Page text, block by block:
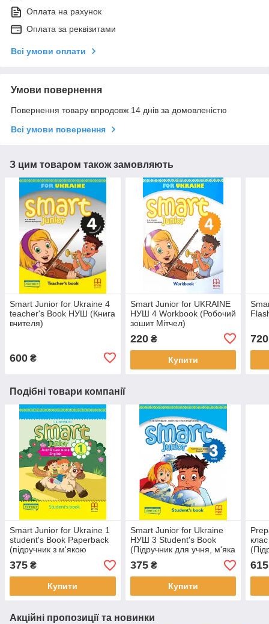
Оплата на рахунок
Оплата за реквізитами
Всі умови оплати
Умови повернення
Повернення товару впродовж 14 днів за домовленістю
Всі умови повернення
З цим товаром також замовляють
Smart Junior for Ukraine 4
teacher's Book НУШ (Книга
вчителя)
600 ₴
Smart Junior for UKRAINE
НУШ 4 Workbook (Робочий
зошит Мітчел)
220₴
Купити
720
Подібні товари компанії
Smart Junior for Ukraine 1
student's Book Paperback
(підручник з м'якою
обкладинкою)
375 ₴
Купити
Smart Junior for Ukraine
НУШ 3 Student's Book
(Підручник для учня, м'яка
обкладинка)
375₴
Купити
615
Акційні пропозиції та новинки